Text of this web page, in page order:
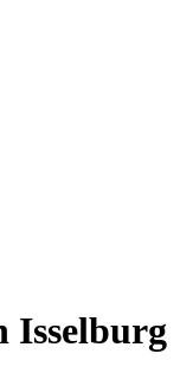
Isselburg